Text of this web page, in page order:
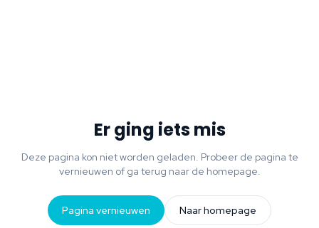
Er ging iets mis
Deze pagina kon niet worden geladen. Probeer de pagina te
vernieuwen of ga terug naar de homepage.
Pagina vernieuwen Naar homepage